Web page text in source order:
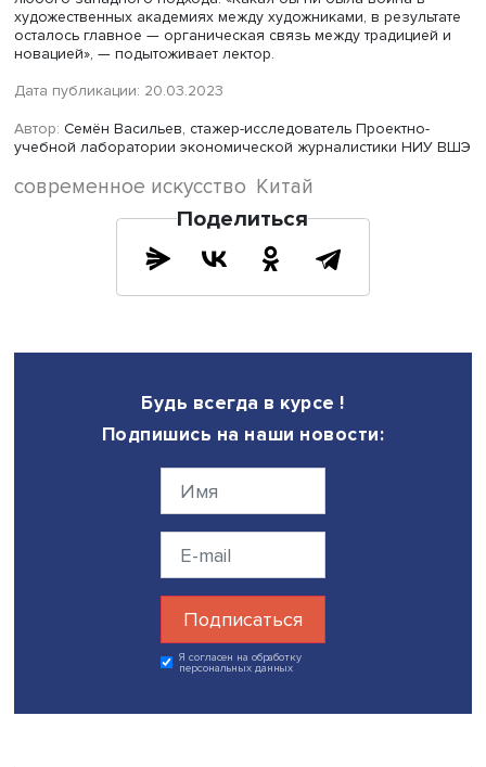
При этом, отмечает Ольга Нестерова, остросоциальные
китайские художники часто популярны на Западе, их
хорошо продаются, они входят в различные списки
определенных кругах.
Ай Вэйвэй. «Семена подсолнечника». Фото: re-
Одним из таких художников является
выступающий с социально-политическим посылом. Его
семян, каждое из которых было вручную сделано и
раскрашено китайскими мастерами. Они символизируют
общество, в котором каждый мал и незаметен, но
уникален. «Это мы с вами. Вот сейчас он нас сотрет в
Нестерова.